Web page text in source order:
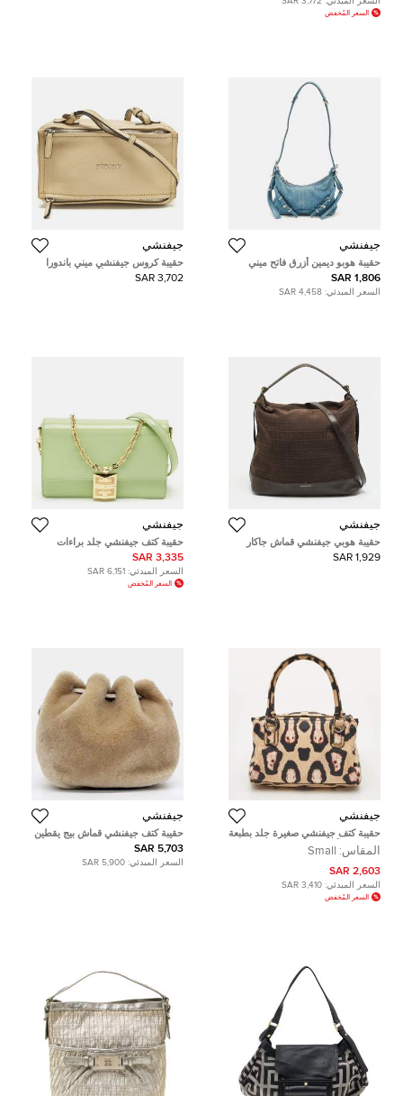
السعر المُخفض
جيفنشي
حقيبة هوبو ديمين أزرق فاتح ميني
جيفنشي
1,806 SAR
السعر المبدئي: 4,458 SAR
جيفنشي
حقيبة كروس جيفنشي ميني باندورا
سكر جلد مسترسل أسود
3,702 SAR
جيفنشي
حقيبة هوبي جيفنشي قماش جاكار
وبني جلد
1,929 SAR
جيفنشي
حقيبة كتف جيفنشي جلد براءات
اختراع خضراء فاتحة بسلسلة 4G
3,335 SAR
السعر المبدئي: 6,151 SAR
السعر المُخفض
جيفنشي
حقيبة كتف جيفنشي صغیرة جلد بطبعة
حیوان بیج/أسود
المقاس: Small
2,603 SAR
السعر المبدئي: 3,410 SAR
السعر المُخفض
جيفنشي
حقيبة كتف جيفنشي قماش بيج يقطين
5,703 SAR
السعر المبدئي: 5,900 SAR